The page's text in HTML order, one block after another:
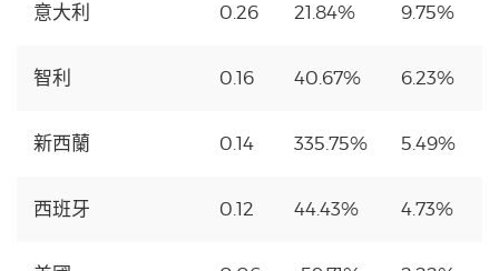
意大利 0.26 21.84% 9.75%
智利 0.16 40.67% 6.23%
新西蘭 0.14 335.75% 5.49%
西班牙 0.12 44.43% 4.73%